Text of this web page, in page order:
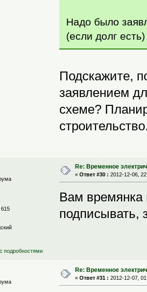
Надо было
(если долг
Подскажите,
заявлением
схеме?
подробностями
Re: Временное
« Ответ #30 : 2012-12-06,
Вам времянка
подписывать,
Re: Временное
« Ответ #31 : 2012-12-07,